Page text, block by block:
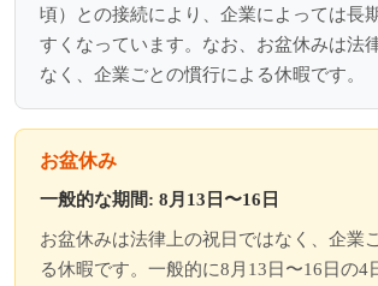
頃）との接続により、企業によっては長
すくなっています。なお、お盆休みは法
なく、企業ごとの慣行による休暇です。
お盆休み
一般的な期間: 8月13日〜16日
お盆休みは法律上の祝日ではなく、企業
る休暇です。一般的に8月13日〜16日の4